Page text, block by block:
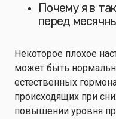
Почему я в
перед
Некоторое плохое
может быть
естественных
происходящих при
повышении уровня